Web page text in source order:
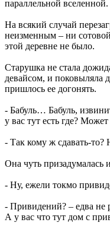
параллельной вселенной.
На всякий случай
неизменным – ни
этой деревне не было.
Старушка не стала
девайсом, и поковыляла
пришлось ее догонять.
- Бабуль… Бабуль,
у вас тут есть где?
- Так кому ж сдавать-
Она чуть призадумалась
- Ну, ежели токмо
- Привидений? – едва не
А у вас что тут дом с